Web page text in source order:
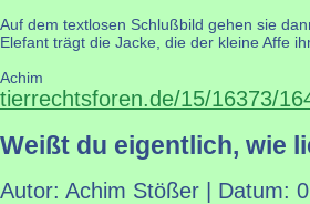
Auf dem textlosen Schlußbild gehen sie
Elefant trägt die Jacke, die der kleine Affe
Achim
tierrechtsforen.de/15/16373/
Weißt du eigentlich, wie
Autor: Achim Stößer | Datum: